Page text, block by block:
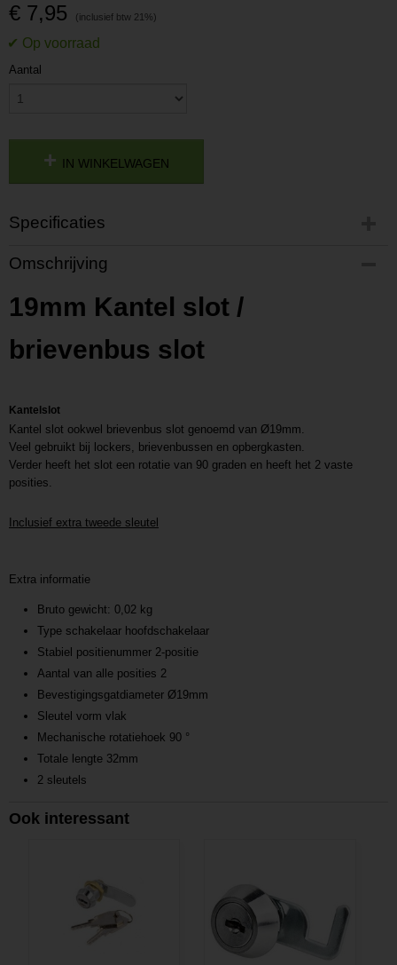
€ 7,95
Aantal
IN WINKELWAGEN
Specificaties
Productcode
P201803041343
Productcode leverancier
L201803041343
Omschrijving
19mm Kantel slot /
brievenbus slot
Kantelslot
Kantel slot ookwel brievenbus slot genoemd van Ø19mm.
Veel gebruikt bij lockers, brievenbussen en opbergkasten.
Verder heeft het slot een rotatie van 90 graden en heeft het 2 vaste
posities.
Inclusief extra tweede sleutel
Extra informatie
Bruto gewicht: 0,02 kg
Type schakelaar hoofdschakelaar
Stabiel positienummer 2-positie
Aantal van alle posities 2
Bevestigingsgatdiameter Ø19mm
Sleutel vorm vlak
Mechanische rotatiehoek 90 °
Totale lengte 32mm
2 sleutels
Ook interessant